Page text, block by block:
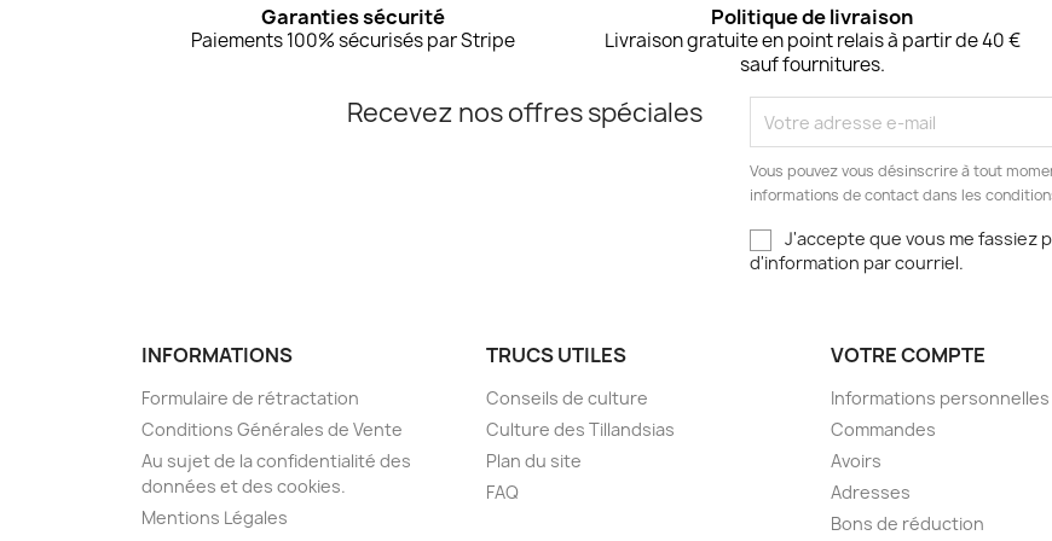
Garanties sécurité
Paiements 100% sécurisés par Stripe
Politique de livraison
Livraison gratuite en point relais à partir de 40 €
sauf fournitures.
Recevez nos offres spéciales
Vous pouvez vous désinscrire à tout
informations de contact dans les
J'accepte que vous me fassiez
d'information par courriel.
INFORMATIONS
Formulaire de rétractation
Conditions Générales de Vente
Au sujet de la confidentialité des
données et des cookies.
Mentions Légales
TRUCS UTILES
Conseils de culture
Culture des Tillandsias
Plan du site
FAQ
VOTRE COMPTE
Informations personnelles
Commandes
Avoirs
Adresses
Bons de réduction